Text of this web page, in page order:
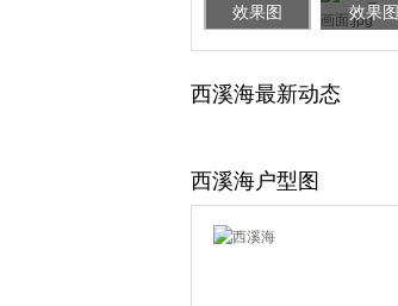
效果图 效果图
西溪海最新动态
西溪海户型图